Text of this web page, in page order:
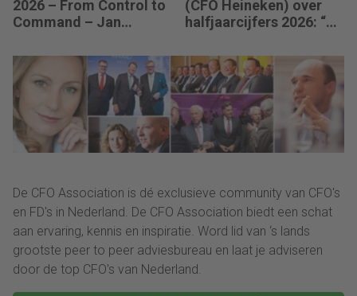
2026 – From Control to
Command – Jan
van The Protein
Brewery): “Je moet
vaak met relatief weinig
data toch knopen
doorhakken.”
(CFO Heineken) over
halfjaarcijfers 2026: “De
vooruitgang is
zichtbaar.”
De CFO Association is dé exclusieve community van CFO's
en FD's in Nederland. De CFO Association biedt een schat
aan ervaring, kennis en inspiratie. Word lid van ‘s lands
grootste peer to peer adviesbureau en laat je adviseren
door de top CFO's van Nederland.